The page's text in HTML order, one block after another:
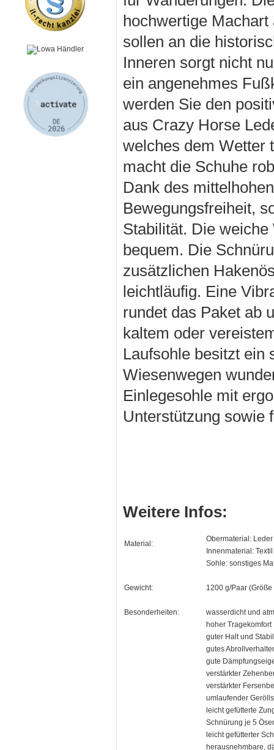
hochwertige
sollen an die
Inneren sorgt nicht
ein angenehmes
werden Sie den
aus Crazy Horse
welches dem Wetter
macht die Schuhe
Dank des
Bewegungsfreiheit,
Stabilität. Die
bequem. Die
zusätzlichen
leichtläufig. Eine
rundet das Paket ab
kaltem oder
Laufsohle besitzt ein
Wiesenwegen
Einlegesohle mit
Unterstützung sowie
Weitere Infos:
Material:
Obermaterial: Leder
Innenmaterial: Textil
Sohle: sonstiges
Gewicht: 1200 g/Paar (Größe
Besonderheiten:
wasserdicht und
hoher Tragekomfort
guter Halt und
gutes
gute
verstärkter
verstärkter
umlaufender
leicht gefütterte
Schnürung je 5
leicht gefütterter
herausnehmbare,